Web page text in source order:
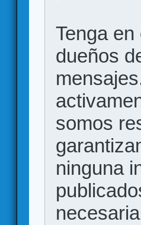
Tenga
dueños
somos
ninguna